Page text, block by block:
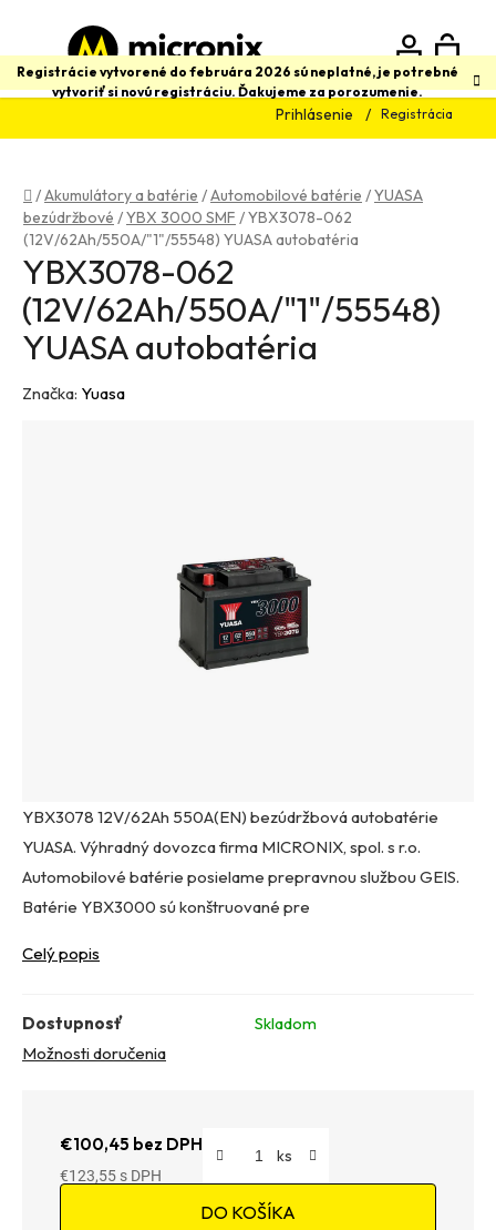
obsah
Registrácie vytvorené do februára 2026 sú neplatné, je potrebné
vytvoriť si novú registráciu. Ďakujeme za porozumenie.
Prihlásenie Registrácia
Hľadať
Domov
/Akumulátory a batérie /Automobilové batérie /YUASA
bezúdržbové /YBX 3000 SMF /YBX3078-062
(12V/62Ah/550A/"1"/55548) YUASA autobatéria
YBX3078 12V/62Ah 550A(EN) bezúdržbová autobatérie
YUASA. Výhradný dovozca firma MICRONIX, spol. s r.o.
Automobilové batérie posielame prepravnou službou GEIS.
Batérie YBX3000 sú konštruované pre
Celý popis
Dostupnosť
Skladom
Možnosti doručenia
€100,45 bez DPH
€123,55
DO KOŠÍKA
YBX3078-062
(12V/62Ah/550A/"1"/55548)
YUASA autobatéria
Značka: Yuasa